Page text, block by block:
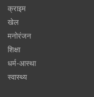
क्राइम
खेल
मनोरंजन
शिक्षा
धर्म-आस्था
स्वास्थ्य